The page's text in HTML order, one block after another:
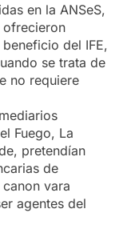
en la ANSeS,
ofrecieron
del IFE,
se trata de
no requiere
Fuego, La
pretendían
de
vara
agentes del